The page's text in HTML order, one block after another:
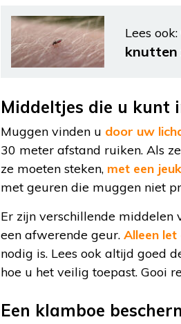
Lees ook:
knutten
Middeltjes die u kunt
Muggen vinden u door uw
30 meter afstand ruiken. Als
ze moeten steken, met een
met geuren die muggen niet
Er zijn verschillende middelen
een afwerende geur. Alleen
nodig is. Lees ook altijd goed
hoe u het veilig toepast. Gooi
Een klamboe